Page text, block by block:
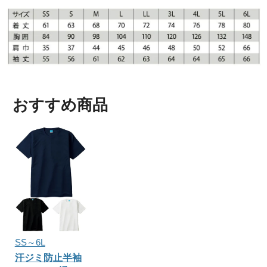
おすすめ商品
SS～6L
汗ジミ防止半袖